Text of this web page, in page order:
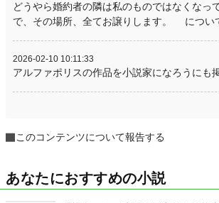
どうやら婚約者の隣は私のものではなくなっ
で、その場所、全てお譲りします。 につい
2026-02-10 10:11:33
アルファポリスの作品を小説家になろうにも
このコンテンツについて報告する
あなたにおすすめの小説